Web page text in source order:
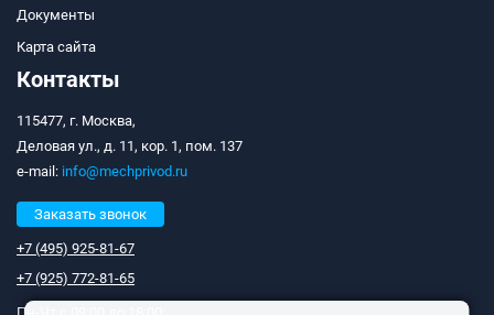
Документы
Карта сайта
Контакты
115477, г. Москва,
Деловая ул., д. 11, кор. 1, пом. 137
e-mail: info@mechprivod.ru
Заказать звонок
+7 (495) 925-81-67
+7 (925) 772-81-65